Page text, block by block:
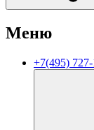
Меню
+7(495)